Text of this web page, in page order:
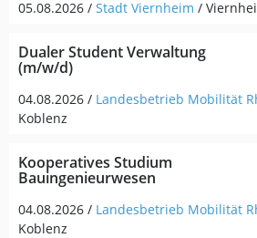
05.08.2026 / Stadt Viernheim /
Dualer Student Verwaltung
(m/w/d)
04.08.2026 / Landesbetrieb Mobilität
Koblenz
Kooperatives Studium
Bauingenieurwesen
04.08.2026 / Landesbetrieb Mobilität
Koblenz